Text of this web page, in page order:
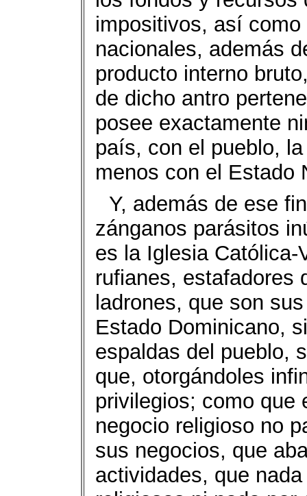
impositivos, así
nacionales, además
producto interno
de dicho antro
posee exactamente
país, con el pueblo,
menos con el Estado
Y, además de ese
zánganos parásitos
es la Iglesia
rufianes, estafadores
ladrones, que son
Estado Dominicano,
espaldas del pueblo,
que, otorgándoles
privilegios; como que
negocio religioso no
sus negocios, que
actividades, que